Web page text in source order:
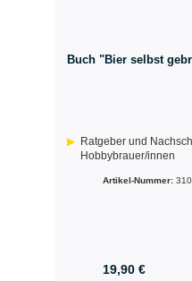
Buch "Bier selbst
Ratgeber und
Hobbybrauer/innen
Artikel-Nummer: 310
19,90 €